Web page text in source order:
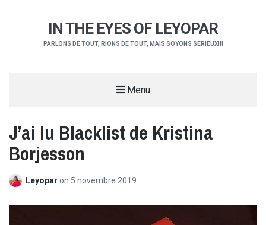
IN THE EYES OF LEYOPAR
PARLONS DE TOUT, RIONS DE TOUT, MAIS SOYONS SÉRIEUX!!!
Menu
J’ai lu Blacklist de Kristina
Borjesson
Leyopar on 5 novembre 2019